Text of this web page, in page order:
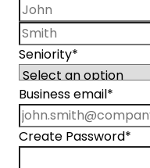
Seniority*
Business email *
Create Password*